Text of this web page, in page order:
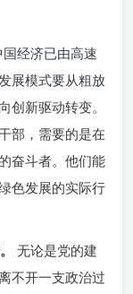
国经济已由高速
展模式要从粗放
创新驱动转变。
部，需要的是在
奋斗者。他们能
色发展的实际行
无论是党的建
不开一支政治过